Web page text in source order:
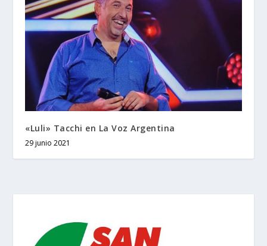
«Luli» Tacchi en La Voz Argentina
29 junio 2021